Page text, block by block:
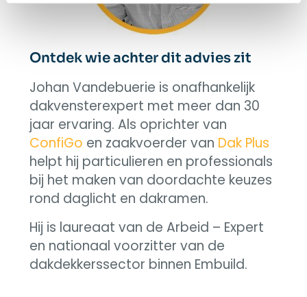
Ontdek wie achter dit advies zit
Johan Vandebuerie is onafhankelijk
dakvensterexpert met meer dan 30
jaar ervaring. Als oprichter van
ConfiGo en zaakvoerder van Dak Plus
helpt hij particulieren en professionals
bij het maken van doordachte keuzes
rond daglicht en dakramen.
Hij is laureaat van de Arbeid – Expert
en nationaal voorzitter van de
dakdekkerssector binnen Embuild.